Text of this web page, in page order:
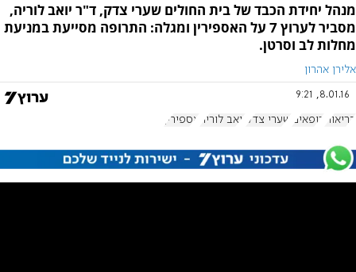
מנהל יחידת הכבד של בית החולים שערי צדק, ד"ר יואב לוריה,
מסביר לערוץ 7 על האספירין ומגלה: התרופה מסייעת במניעת
מחלות לב וסרטן.
אלירן אהרון
8.01.16, 9:21
בריאות רופאים שערי צדק יואב לוריה אספירין